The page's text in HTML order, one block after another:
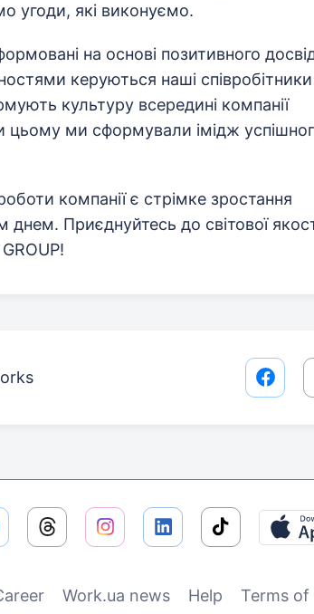
угоди, які виконуємо.
на основі позитивного
керуються наші співробітники
культуру всередині компанії
цьому ми сформували імідж
компанії є стрімке зростання
днем. Приєднуйтесь до світової
Work.ua news Help Terms of